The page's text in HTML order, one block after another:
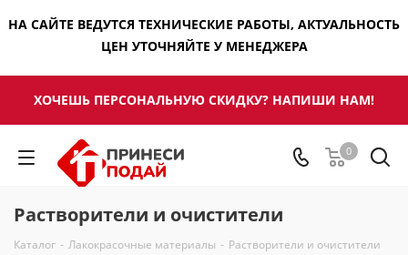
НА САЙТЕ ВЕДУТСЯ ТЕХНИЧЕСКИЕ РАБОТЫ, АКТУАЛЬНОСТЬ
ЦЕН УТОЧНЯЙТЕ У МЕНЕДЖЕРА
ХОЧЕШЬ ПЕРСОНАЛЬНУЮ СКИДКУ? НАПИШИ НАМ!
0
Растворители и очистители
Каталог - Лакокрасочные материалы - Растворители и очистители